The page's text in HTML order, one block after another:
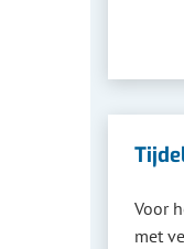
Voor
met